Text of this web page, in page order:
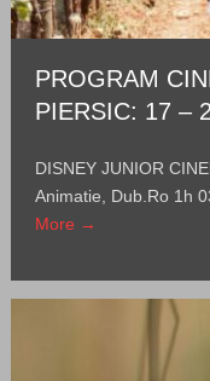
PROGRAM
PIERSIC: 17 –
DISNEY JUNIOR
Animatie, Dub.Ro 1h
More →